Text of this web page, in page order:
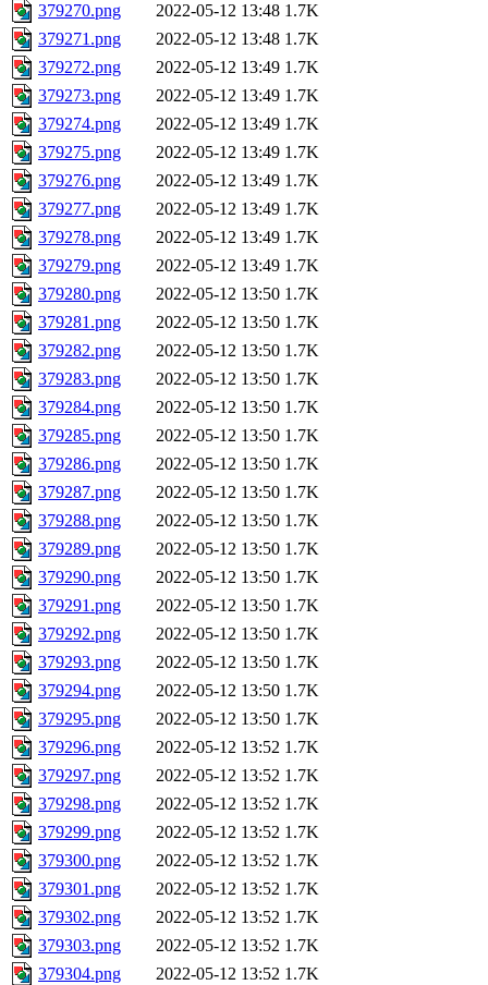
379270.png
2022-05-12 13:48 1.7K
379271.png
2022-05-12 13:48 1.7K
379272.png
2022-05-12 13:49 1.7K
379273.png
2022-05-12 13:49 1.7K
379274.png
2022-05-12 13:49 1.7K
379275.png
2022-05-12 13:49 1.7K
379276.png
2022-05-12 13:49 1.7K
379277.png
2022-05-12 13:49 1.7K
379278.png
2022-05-12 13:49 1.7K
379279.png
2022-05-12 13:49 1.7K
379280.png
2022-05-12 13:50 1.7K
379281.png
2022-05-12 13:50 1.7K
379282.png
2022-05-12 13:50 1.7K
379283.png
2022-05-12 13:50 1.7K
379284.png
2022-05-12 13:50 1.7K
379285.png
2022-05-12 13:50 1.7K
379286.png
2022-05-12 13:50 1.7K
379287.png
2022-05-12 13:50 1.7K
379288.png
2022-05-12 13:50 1.7K
379289.png
2022-05-12 13:50 1.7K
379290.png
2022-05-12 13:50 1.7K
379291.png
2022-05-12 13:50 1.7K
379292.png
2022-05-12 13:50 1.7K
379293.png
2022-05-12 13:50 1.7K
379294.png
2022-05-12 13:50 1.7K
379295.png
2022-05-12 13:50 1.7K
379296.png
2022-05-12 13:52 1.7K
379297.png
2022-05-12 13:52 1.7K
379298.png
2022-05-12 13:52 1.7K
379299.png
2022-05-12 13:52 1.7K
379300.png
2022-05-12 13:52 1.7K
379301.png
2022-05-12 13:52 1.7K
379302.png
2022-05-12 13:52 1.7K
379303.png
2022-05-12 13:52 1.7K
379304.png
2022-05-12 13:52 1.7K